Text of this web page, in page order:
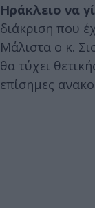
Ηράκλειο να
διάκριση που
Μάλιστα ο κ.
θα τύχει
επίσημες